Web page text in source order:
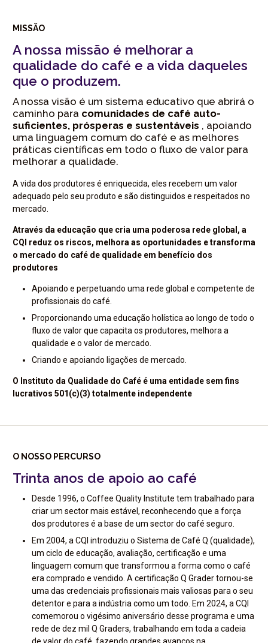
MISSÃO
A nossa missão é melhorar a
qualidade do café e a vida daqueles
que o produzem.
A nossa visão é um sistema educativo que abrirá o
caminho para comunidades de café auto-
suficientes, prósperas e sustentáveis , apoiando
uma linguagem comum do café e as melhores
práticas científicas em todo o fluxo de valor para
melhorar a qualidade.
A vida dos produtores é enriquecida, eles recebem um valor
adequado pelo seu produto e são distinguidos e respeitados no
mercado.
Através da educação que cria uma poderosa rede global, a
CQI reduz os riscos, melhora as oportunidades e transforma
o mercado do café de qualidade em benefício dos
produtores
Apoiando e perpetuando uma rede global e competente de
profissionais do café.
Proporcionando uma educação holística ao longo de todo o
fluxo de valor que capacita os produtores, melhora a
qualidade e o valor de mercado.
Criando e apoiando ligações de mercado.
O Instituto da Qualidade do Café é uma entidade sem fins
lucrativos 501(c)(3) totalmente independente
O NOSSO PERCURSO
Trinta anos de apoio ao café
Desde 1996, o Coffee Quality Institute tem trabalhado para
criar um sector mais estável, reconhecendo que a força
dos produtores é a base de um sector do café seguro.
Em 2004, a CQI introduziu o Sistema de Café Q (qualidade),
um ciclo de educação, avaliação, certificação e uma
linguagem comum que transformou a forma como o café
era comprado e vendido. A certificação Q Grader tornou-se
uma das credenciais profissionais mais valiosas para o seu
detentor e para a indústria como um todo. Em 2024, a CQI
comemorou o vigésimo aniversário desse programa e uma
rede de dez mil Q Graders, trabalhando em toda a cadeia